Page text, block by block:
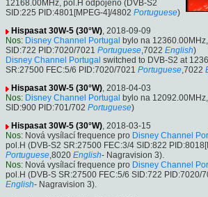
12168.00MHz, pol.H odpojeno (DVB-S2
SID:225 PID:4801[MPEG-4]/4802 Portuguese)
Hispasat 30W-5 (30°W), 2018-09-09
Nos: Disney Channel Portugal bylo na
SID:722 PID:7020/7021 Portuguese,7022 English)
Disney Channel Portugal switched to DVB-S2 at
SR:27500 FEC:5/6 PID:7020/7021 Portuguese,7022
Hispasat 30W-5 (30°W), 2018-04-03
Nos: Disney Channel Portugal bylo na
SID:900 PID:701/702 Portuguese)
Hispasat 30W-5 (30°W), 2018-03-15
Nos: Nová vysílací frequence pro Disney Channel
pol.H (DVB-S2 SR:27500 FEC:3/4 SID:822
Portuguese,8020 English- Nagravision 3).
Nos: Nová vysílací frequence pro Disney Channel
pol.H (DVB-S SR:27500 FEC:5/6 SID:722 PID:7020/
English- Nagravision 3).